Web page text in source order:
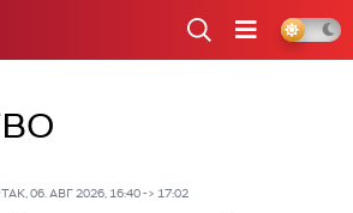
06. АВГ 2026, 16:40 -> 17:02